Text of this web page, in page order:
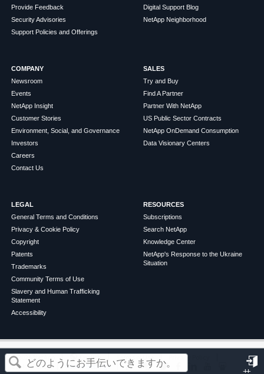
この記事は役に立ちましたか？
Provide Feedback
Security Advisories
Support Policies and Offerings
Digital Support Blog
NetApp Neighborhood
COMPANY
Newsroom
Events
NetApp Insight
Customer Stories
Environment, Social, and Governance
Investors
Careers
Contact Us
SALES
Try and Buy
Find A Partner
Partner With NetApp
US Public Sector Contracts
NetApp OnDemand Consumption
Data Visionary Centers
LEGAL
General Terms and Conditions
Privacy & Cookie Policy
Copyright
Patents
Trademarks
Community Terms of Use
Slavery and Human Trafficking
Statement
Accessibility
RESOURCES
Subscriptions
Search NetApp
Knowledge Center
NetApp's Response to the Ukraine
Situation
©2026 NetApp English Terms of Use
Privacy Policy
Cookie Policy
Cookie Settings